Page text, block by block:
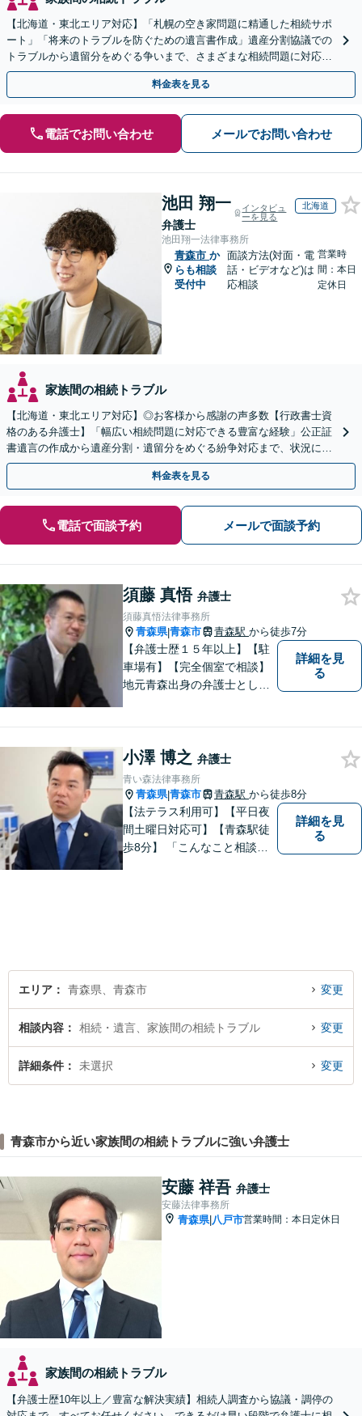
【北海道・東北エリア対応】「札幌の空き家問題に精通した相続サポ
ート」「将来のトラブルを防ぐための遺言書作成」遺産分割協議での
トラブルから遺留分をめぐる争いまで、さまざまな相続問題に対応し
ています「アクセス良好・WEB面談対応で安心の相談」
料金表を見る
電話でお問い合わせ メールでお問い合わせ
池田 翔一
弁護士
インタビュ
ーを見る
北海道
池田翔一法律事務所
青森市 か
らも相談
受付中
面談方法(対面・電
話・ビデオなど)は
応相談
営業時
間：本日
定休日
家族間の相続トラブル
【北海道・東北エリア対応】◎お客様から感謝の声多数【行政書士資
格のある弁護士】「幅広い相続問題に対応できる豊富な経験」公正証
書遺言の作成から遺産分割・遺留分をめぐる紛争対応まで、状況に応
じた最適な方法をご提案します【夜間相談可】
料金表を見る
電話で面談予約 メールで面談予約
須藤 真悟 弁護士
須藤真悟法律事務所
青森県|青森市 青森駅 から徒歩7分
【弁護士歴１５年以上】【駐
車場有】【完全個室で相談】
地元青森出身の弁護士とし
に、そして真剣に取り組みま
す。皆様が安心して相談でき
るような雰囲気づくりを行な
っています。
詳細を見
る
小澤 博之 弁護士
青い森法律事務所
青森県|青森市 青森駅 から徒歩8分
【法テラス利用可】【平日夜
間土曜日対応可】【青森駅徒
歩8分】 「こんなこと相談し
詳細を見
る
エリア 青森県、青森市 変更
相談内容 相続・遺言、家族間の相続トラブル 変更
詳細条件 未選択 変更
青森市から近い家族間の相続トラブルに強い弁護士
安藤 祥吾 弁護士
安藤法律事務所
青森県| 八戸市営業時間：本日定休日
家族間の相続トラブル
【弁護士歴10年以上／豊富な解決実績】相続人調査から協議・調停の